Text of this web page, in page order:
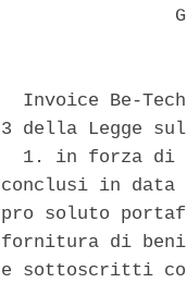
Invoice Be-
3 della Legge
1. in forza di
conclusi in data
pro soluto
fornitura di
e sottoscritti